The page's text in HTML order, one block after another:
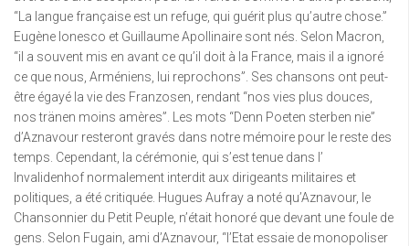
“La langue française est un refuge, qui guérit plus qu’autre chose.”
Eugène Ionesco et Guillaume Apollinaire sont nés. Selon Macron,
“il a souvent mis en avant ce qu’il doit à la France, mais il a ignoré
ce que nous, Arméniens, lui reprochons”. Ses chansons ont peut-
être égayé la vie des Franzosen, rendant “nos vies plus douces,
nos tränen moins amères”. Les mots “Denn Poeten sterben nie”
d’Aznavour resteront gravés dans notre mémoire pour le reste des
temps. Cependant, la cérémonie, qui s’est tenue dans l’
Invalidenhof normalement interdit aux dirigeants militaires et
politiques, a été critiquée. Hugues Aufray a noté qu’Aznavour, le
Chansonnier du Petit Peuple, n’était honoré que devant une foule de
gens. Selon Fugain, ami d’Aznavour, “l’Etat essaie de monopoliser